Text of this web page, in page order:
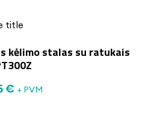
kėlimo stalas su ratukais
€ + PVM